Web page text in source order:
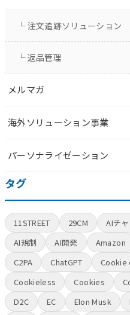
└ 注文追跡ソリューション
└ 返品管理
メルマガ
海外ソリューション事業
パーソナライゼーション
タグ
11STREET 29CM AIチ
AI規制
AI開発 Amazon
C2PA
ChatGPT Cookie
Cookieless
Cookies
D2C
EC Elon Musk